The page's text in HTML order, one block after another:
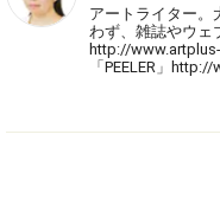
アートライター。
わず、雑誌やウェ
http://
「PEELER」